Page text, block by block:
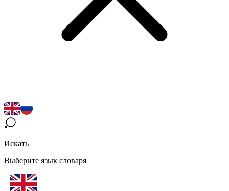
Искать
Выберите язык словаря